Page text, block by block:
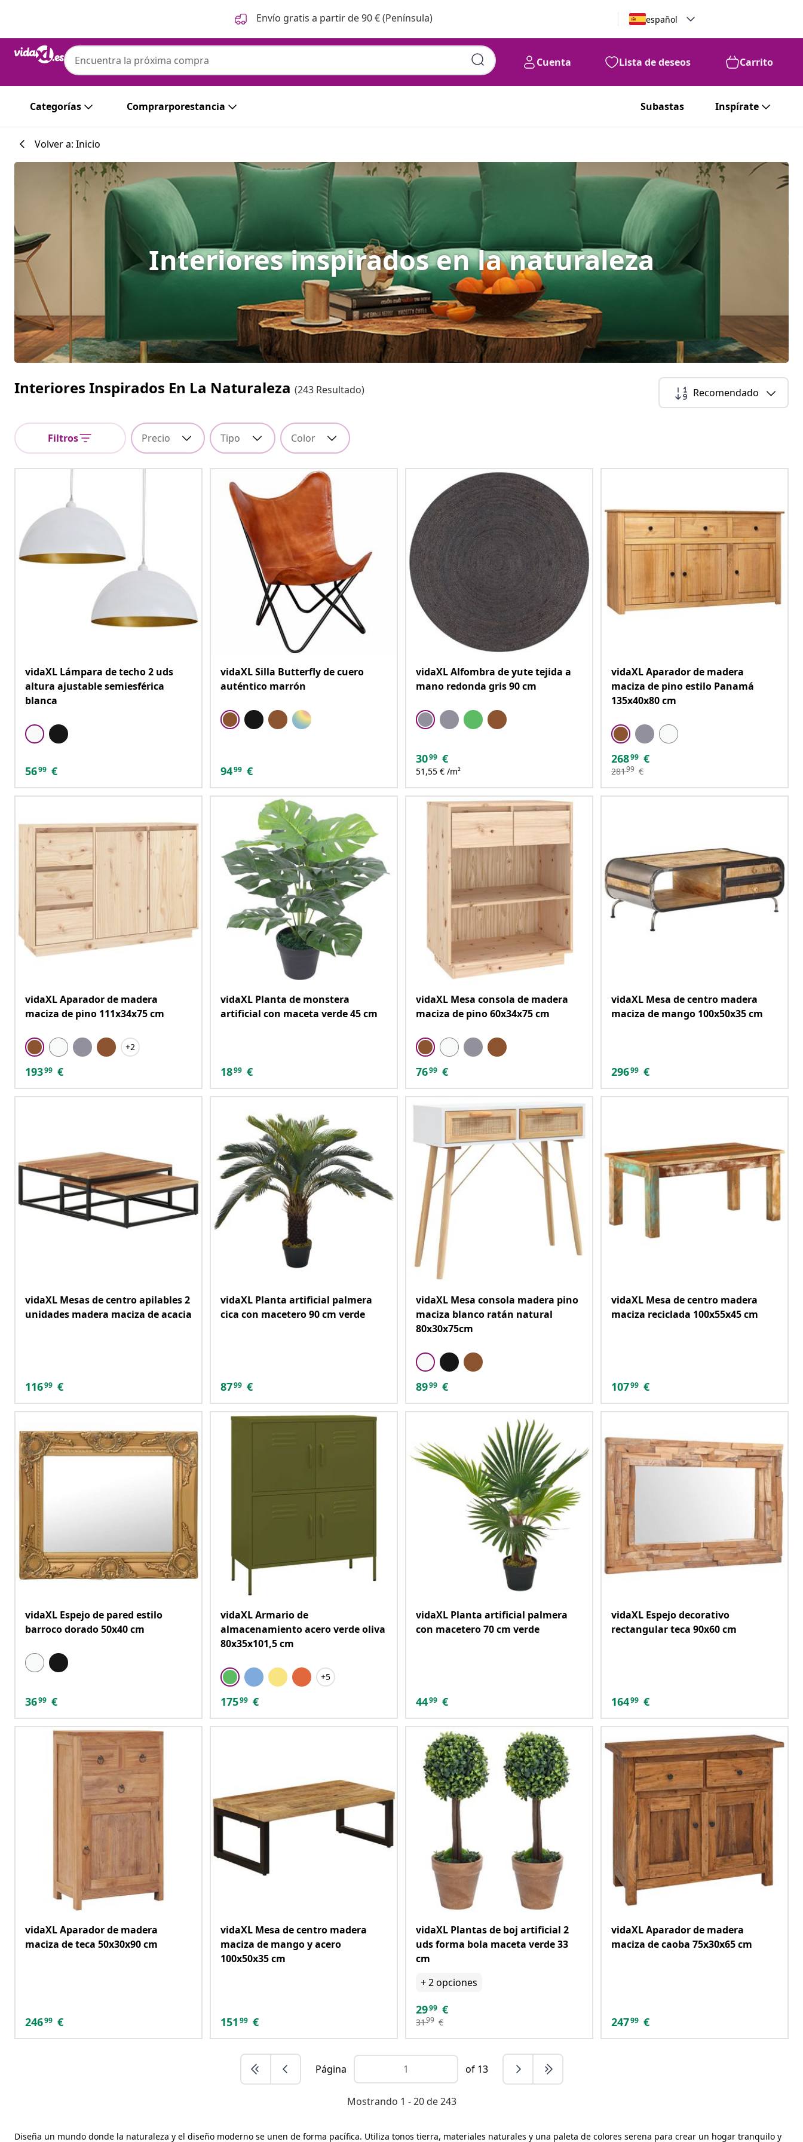
Envío gratis a partir de 90 € (Península) español
Cuenta Lista de deseos Carrito
Categorías Comprarporestancia Subastas Inspírate
Volver a: Inicio
Interiores inspirados en la naturaleza
Interiores Inspirados En La Naturaleza (243 Resultado) Recomendado
Filtros Precio Tipo Color
vidaXL Lámpara de techo 2 uds
altura ajustable semiesférica
blanca
5699 €
vidaXL Silla Butterfly de cuero
auténtico marrón
9499 €
vidaXL Alfombra de yute tejida a
mano redonda gris 90 cm
3099 €
51,55 € /m²
vidaXL Aparador de madera
maciza de pino estilo Panamá
135x40x80 cm
26899 €
28199 €
vidaXL Aparador de madera
maciza de pino 111x34x75 cm
+2
19399 €
vidaXL Planta de monstera
artificial con maceta verde 45 cm
1899 €
vidaXL Mesa consola de madera
maciza de pino 60x34x75 cm
7699 €
vidaXL Mesa de centro madera
maciza de mango 100x50x35 cm
29699 €
vidaXL Mesas de centro apilables 2
unidades madera maciza de acacia
11699 €
vidaXL Planta artificial palmera
cica con macetero 90 cm verde
8799 €
vidaXL Mesa consola madera pino
maciza blanco ratán natural
80x30x75cm
8999 €
vidaXL Mesa de centro madera
maciza reciclada 100x55x45 cm
10799 €
vidaXL Espejo de pared estilo
barroco dorado 50x40 cm
3699 €
vidaXL Armario de
almacenamiento acero verde oliva
80x35x101,5 cm
+5
17599 €
vidaXL Planta artificial palmera
con macetero 70 cm verde
4499 €
vidaXL Espejo decorativo
rectangular teca 90x60 cm
16499 €
vidaXL Aparador de madera
maciza de teca 50x30x90 cm
24699 €
vidaXL Mesa de centro madera
maciza de mango y acero
100x50x35 cm
151 99 €
vidaXL Plantas de boj artificial 2
uds forma bola maceta verde 33
cm
+2opciones
2999 €
3199 €
vidaXL Aparador de madera
maciza de caoba 75x30x65 cm
24799 €
Página of 13
Mostrando 1 - 20 de 243
Diseña un mundo donde la naturaleza y el diseño moderno se unen de forma pacífica. Utiliza tonos tierra, materiales naturales y una paleta de colores serena para crear un hogar tranquilo y